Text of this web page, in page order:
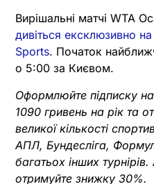
Вирішальні матчі WTA
дивіться ексклюзивно
Sports. Початок
о 5:00 за Києвом.
Оформлюйте підписку на
1090 гривень на рік та
великої кількості
АПЛ, Бундесліга,
багатьох інших
отримуйте знижку 30%.